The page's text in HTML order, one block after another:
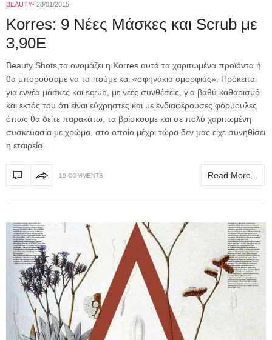
BEAUTY 28/01/2015
Korres: 9 Νέες Μάσκες και Scrub με
3,90Ε
Beauty Shots,τα ονομάζει η Korres αυτά τα χαριτωμένα προϊόντα ή
θα μπορούσαμε να τα πούμε και «σφηνάκια ομορφιάς». Πρόκειται
για εννέα μάσκες και scrub, με νέες συνθέσεις, για βαθύ καθαρισμό
και εκτός του ότι είναι εύχρηστες και με ενδιαφέρουσες φόρμουλες
όπως θα δείτε παρακάτω, τα βρίσκουμε και σε πολύ χαριτωμένη
συσκευασία με χρώμα, στο οποίο μέχρι τώρα δεν μας είχε συνηθίσει
η εταιρεία.
19 COMMENTS Read More...